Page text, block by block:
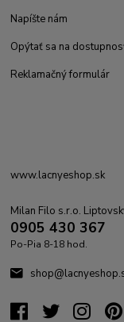
Napíšte nám
Opýtať sa na
Reklamačný formulár
www.lacnyeshop.sk
Milan Filo s.r.o.
0905 430 367
Po-Pia 8-18 hod.